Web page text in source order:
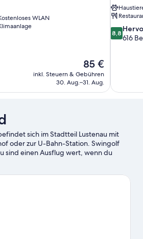
WLAN
Der
Preis
beträgt
85 €
inkl. Steuern & Gebühren
30. Aug.–31. Aug.
8.8
von
8,8
616
sich im Stadtteil Lustenau mit
oder zur U-Bahn-Station. Swingolf
sind einen Ausflug wert, wenn du
Wer dagegen die Attraktionen
Du möchtest deinen Aufenthalt in der